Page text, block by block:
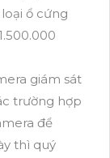
ổ cứng
giám sát
trường hợp
để
thì quý